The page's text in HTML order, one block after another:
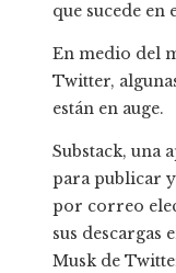
que sucede en
En medio del
Twitter,
están en auge.
Substack, una
para publicar
por correo
sus descargas
Musk de